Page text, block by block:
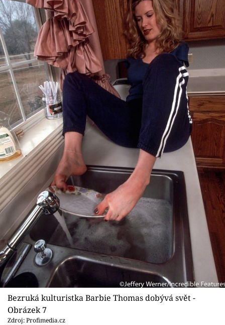
Bezruká kulturistka Barbie Thomas dobývá svět -
Obrázek 7
Zdroj: Profimedia.cz